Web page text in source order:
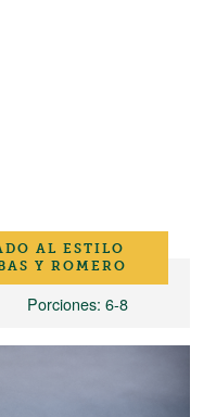
AL ESTILO
Y ROMERO
Porciones: 6-8